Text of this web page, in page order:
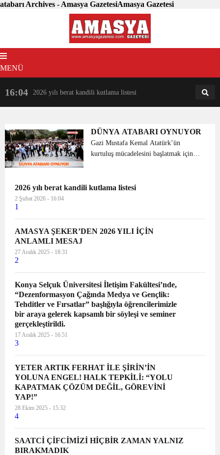
atabarı Archives - Amasya GazetesiAmasya Gazetesi
MENÜ
16:04 2026 yılı berat kandili kutlama listesi 18:31
DÜNYA ATABARI OYNUYOR
Gazi Mustafa Kemal Atatürk’ün
kurtuluş mücadelesini başlatmak için
19 ülkede eş zamanlı olarak “Dünya
2026 yılı berat kandili kutlama listesi
2 Şubat 2026 - 16:04
1
AMASYA ŞEKER’DEN 2026 YILI İÇİN
ANLAMLI MESAJ
27 Aralık 2025 - 18:31
2
Konya Selçuk Üniversitesi İletişim Fakültesi’nde,
“Dezenformasyon Çağında Medya ve Gençlik:
Tehditler ve Fırsatlar” başlığıyla öğrencilerimizle
bir araya gelerek kapsamlı bir söyleşi ve seminer
gerçekleştirildi.
17 Aralık 2025 - 16:51
3
YETER ARTIK FERHAT İLE ŞİRİN’İN
YOLUNA ENGEL! HALK TEPKİLİ: “YOLU
KAPATMAK ÇÖZÜM DEĞİL, GÖREVİNİ
YAP!”
28 Ekim 2025 - 15:32
4
SAATCİ ÇİFCİMİZİ HİÇBİR ZAMAN YALNIZ
BIRAKMADIK